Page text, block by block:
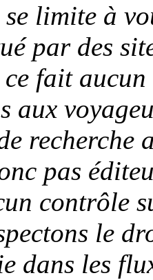
limite à
par des
fait
aux
recherche
pas
contrôle
le
dans les